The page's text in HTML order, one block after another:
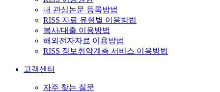
내 관심논문 등록방법
RISS 자료 유형별 이용방법
복사/대출 이용방법
해외전자자료 이용방법
RISS 정보취약계층 서비스 이용방법
고객센터
자주 찾는 질문